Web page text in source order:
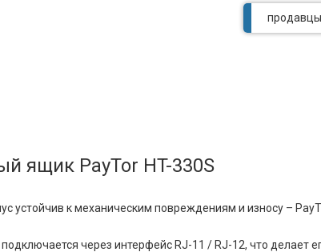
ящик PayTor HT-330S
устойчив к механическим повреждениям и износу –
через интерфейс RJ-11 / RJ-12, что